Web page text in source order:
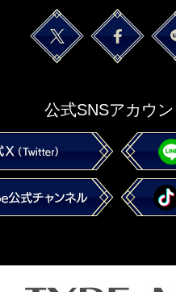
公式SNSアカウ